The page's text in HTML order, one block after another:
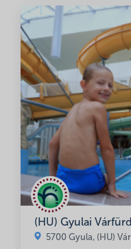
tájékoztató
(HU) Gyulai
5700 Gyula, (HU)